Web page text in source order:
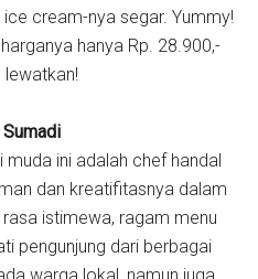
cream-nya segar. Yummy!
hanya Rp. 28.900,-
lewatkan!
ini adalah chef handal
dan kreatifitasnya dalam
istimewa, ragam menu
pengunjung dari berbagai